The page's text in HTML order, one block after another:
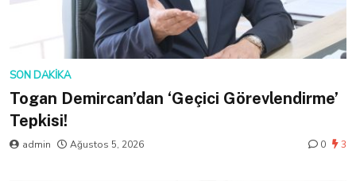
SON DAKIKA
Togan Demircan’dan ‘Geçici Görevlendirme’
Tepkisi!
admin Ağustos 5, 2026 0 3